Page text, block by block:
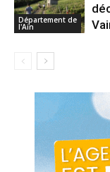
Département de
l'Ain